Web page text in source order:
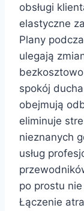
obsługi
elastyczne
Plany
ulegają
spokój
obejmują
eliminuje
nieznanych
usług
po prostu
Łączenie